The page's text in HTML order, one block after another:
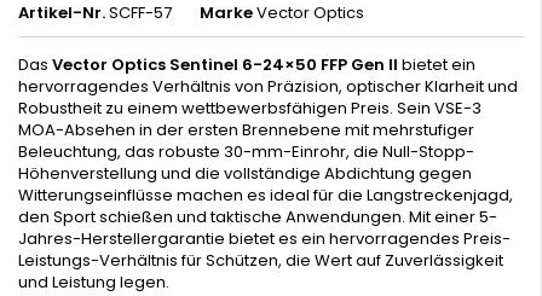
Artikel-Nr.SCFF-57 MarkeVector Optics
Das Vector Optics Sentinel 6-24×50 FFP Gen II bietet ein
hervorragendes Verhältnis von Präzision, optischer Klarheit und
Robustheit zu einem wettbewerbsfähigen Preis. Sein VSE-3
MOA-Absehen in der ersten Brennebene mit mehrstufiger
Beleuchtung, das robuste 30-mm-Einrohr, die Null-Stopp-
Höhenverstellung und die vollständige Abdichtung gegen
Witterungseinflüsse machen es ideal für die Langstreckenjagd,
den Sport schießen und taktische Anwendungen. Mit einer 5-
Jahres-Herstellergarantie bietet es ein hervorragendes Preis-
Leistungs-Verhältnis für Schützen, die Wert auf Zuverlässigkeit
und Leistung legen.